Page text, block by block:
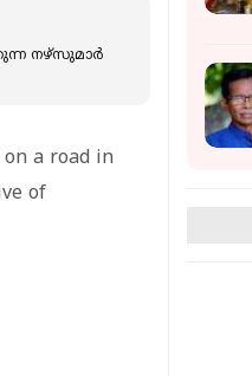
നഴ്‌സുമാര്‍
a road in
of